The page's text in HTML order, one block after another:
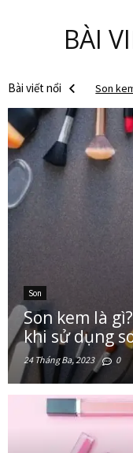
BÀI
Bài viết nổi
bật
Son
Tất tần
Son
Son
Son kem là
khi sử dụng
24 Tháng Ba, 2023 0